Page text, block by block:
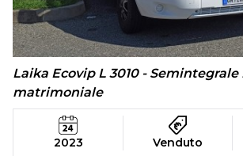
Laika Ecovip L 3010 -
matrimoniale
2023 Venduto